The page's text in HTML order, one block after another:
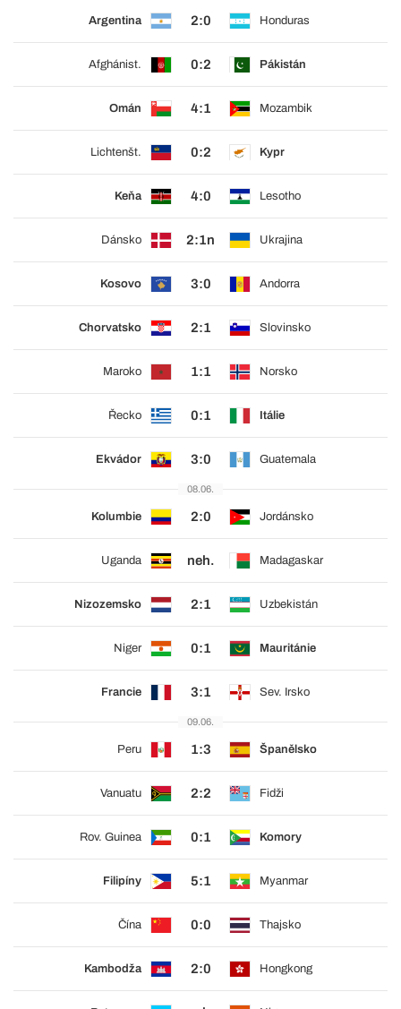
Argentina 2:0 Honduras
Afghánist. 0:2 Pákistán
Omán 4:1 Mozambik
Lichtenšt. 0:2 Kypr
Keňa 4:0 Lesotho
Dánsko 2:1n Ukrajina
Kosovo 3:0 Andorra
Chorvatsko 2:1 Slovinsko
Maroko 1:1 Norsko
Řecko 0:1 Itálie
Ekvádor 3:0 Guatemala
08.06.
Kolumbie 2:0 Jordánsko
Uganda neh. Madagaskar
Nizozemsko 2:1 Uzbekistán
Niger 0:1 Mauritánie
Francie 3:1 Sev. Irsko
09.06.
Peru 1:3 Španělsko
Vanuatu 2:2 Fidži
Rov. Guinea 0:1 Komory
Filipíny 5:1 Myanmar
Čína 0:0 Thajsko
Kambodža 2:0 Hongkong